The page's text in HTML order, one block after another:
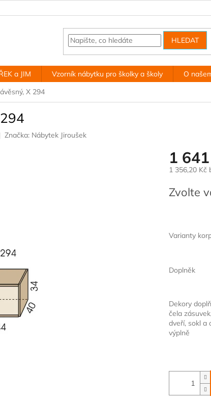
HLEDAT
a JIM Vzorník nábytku pro školky a školy O
X 294
Značka: Nábytek Jiroušek
1
1 356,20 Kč
cena:
Zvolte
Varianty
Doplněk
Dekory
čela
dveří, sokl a
výplně